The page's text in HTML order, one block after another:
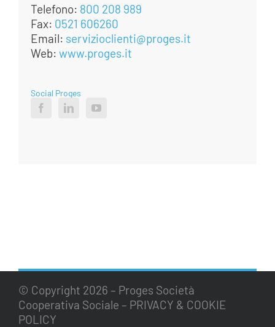
Telefono: 800 208 989
Fax: 0521 606260
Email: servizioclienti@proges.it
Web: www.proges.it
Social Proges
© Copyright 2026 – Proges Società
Cooperativa Sociale – PRIVACY & COOKIE
POLICY